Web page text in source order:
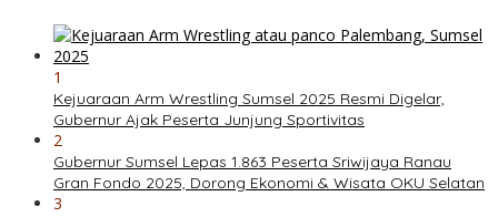
1
Kejuaraan Arm Wrestling Sumsel 2025 Resmi Digelar,
Gubernur Ajak Peserta Junjung Sportivitas
2
Gubernur Sumsel Lepas 1.863 Peserta Sriwijaya Ranau
Gran Fondo 2025, Dorong Ekonomi & Wisata OKU Selatan
3